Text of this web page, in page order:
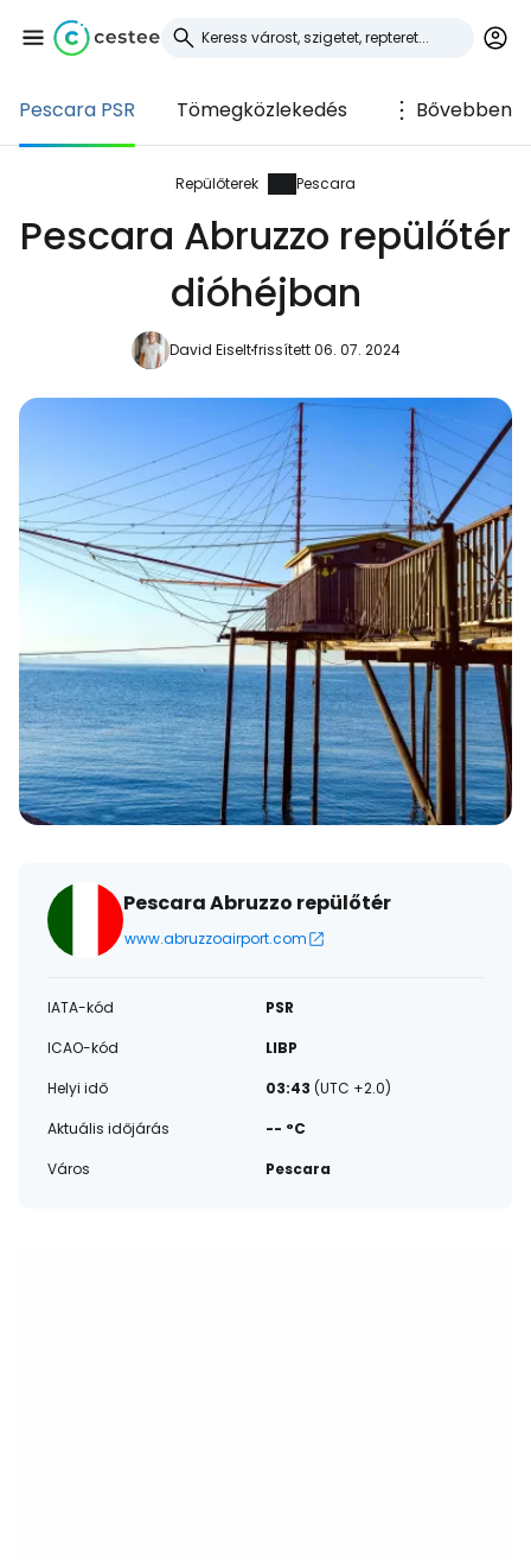
Pescara PSR Tömegközlekedés Bővebben
Repülőterek Pescara
Pescara Abruzzo repülőtér
dióhéjban
David Eiseltfrissített 06. 07. 2024
Pescara Abruzzo repülőtér
www.abruzzoairport.com
IATA-kód
PSR
ICAO-kód
LIBP
Helyi idő
03:43 (UTC +2.0)
Aktuális időjárás
-- °C
Város
Pescara
Bejelentkezés a
Cestee-be
... az utazási közösség világszerte
Folytatás a Google-lal
Folytatás a Facebookkal
Folytassa e-mailben